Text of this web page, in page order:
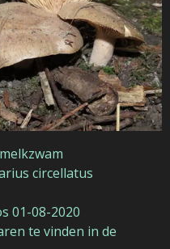
circellatus
01-08-2020
te vinden in de